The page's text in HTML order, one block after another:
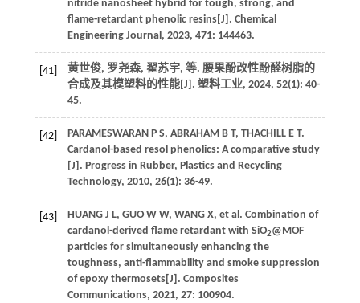
nitride nanosheet hybrid for tough, strong, and
flame-retardant phenolic resins[J]. Chemical
Engineering Journal, 2023, 471: 144463.
[41] 黄世俊, 罗尧森, 翟苏宇, 等. 腰果酚改性酚醛树脂的
合成及其模塑料的性能[J]. 塑料工业, 2024, 52(1): 40-
45.
[42] PARAMESWARAN P S, ABRAHAM B T, THACHILL E T.
Cardanol-based resol phenolics: A comparative study
[J]. Progress in Rubber, Plastics and Recycling
Technology, 2010, 26(1): 36-49.
[43] HUANG J L, GUO W W, WANG X, et al. Combination of
cardanol-derived flame retardant with SiO2@MOF
particles for simultaneously enhancing the
toughness, anti-flammability and smoke suppression
of epoxy thermosets[J]. Composites
Communications, 2021, 27: 100904.